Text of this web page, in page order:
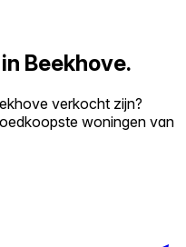
Beekhove.
verkocht zijn?
woningen van